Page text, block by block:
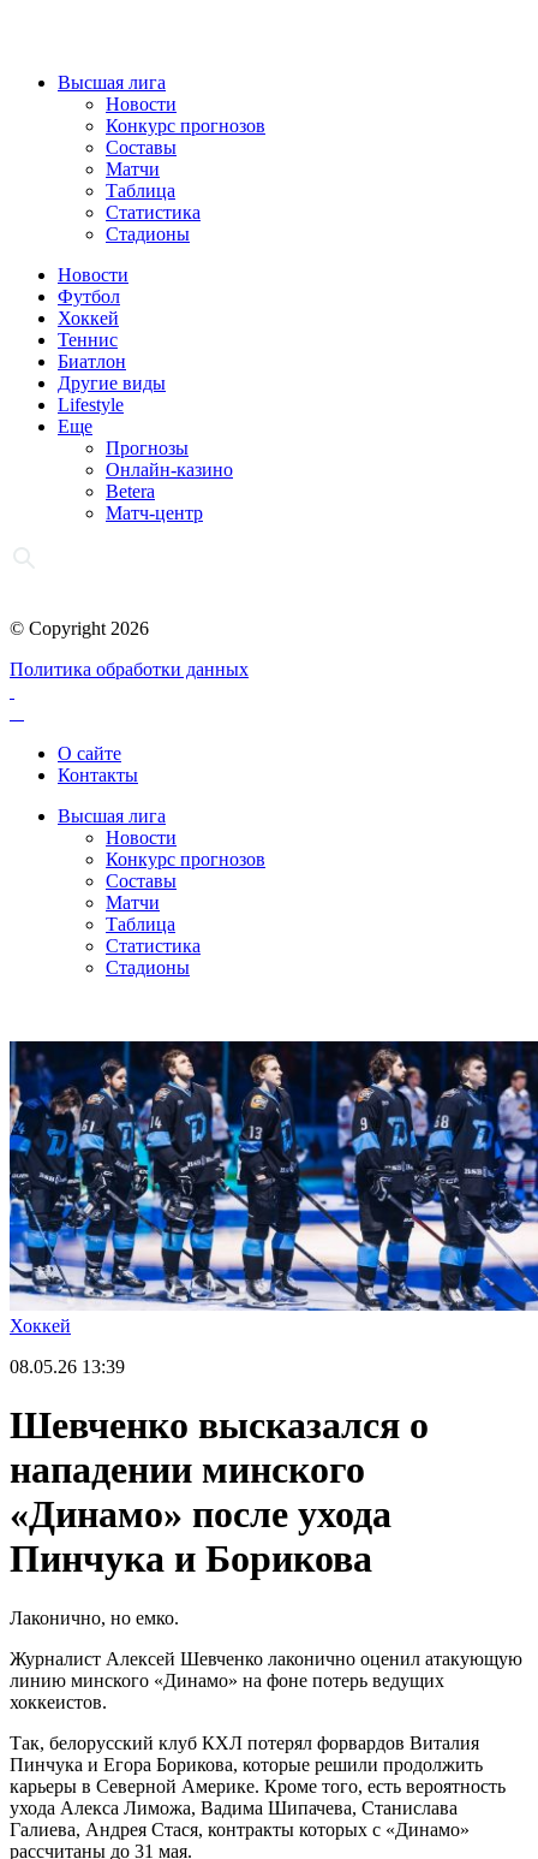
Высшая лига
Новости
Конкурс прогнозов
Составы
Матчи
Таблица
Статистика
Стадионы
Новости
Футбол
Хоккей
Теннис
Биатлон
Другие виды
Lifestyle
Еще
Прогнозы
Онлайн-казино
Betera
Матч-центр
© Copyright 2026
Политика обработки данных
О сайте
Контакты
Высшая лига
Новости
Конкурс прогнозов
Составы
Матчи
Таблица
Статистика
Стадионы
Хоккей
08.05.26 13:39
Шевченко высказался о
нападении минского
«Динамо» после ухода
Пинчука и Борикова
Лаконично, но емко.
Журналист Алексей Шевченко лаконично оценил атакующую
линию минского «Динамо» на фоне потерь ведущих
хоккеистов.
Так, белорусский клуб КХЛ потерял форвардов Виталия
Пинчука и Егора Борикова, которые решили продолжить
карьеры в Северной Америке. Кроме того, есть вероятность
ухода Алекса Лиможа, Вадима Шипачева, Станислава
Галиева, Андрея Стася, контракты которых с «Динамо»
рассчитаны до 31 мая.